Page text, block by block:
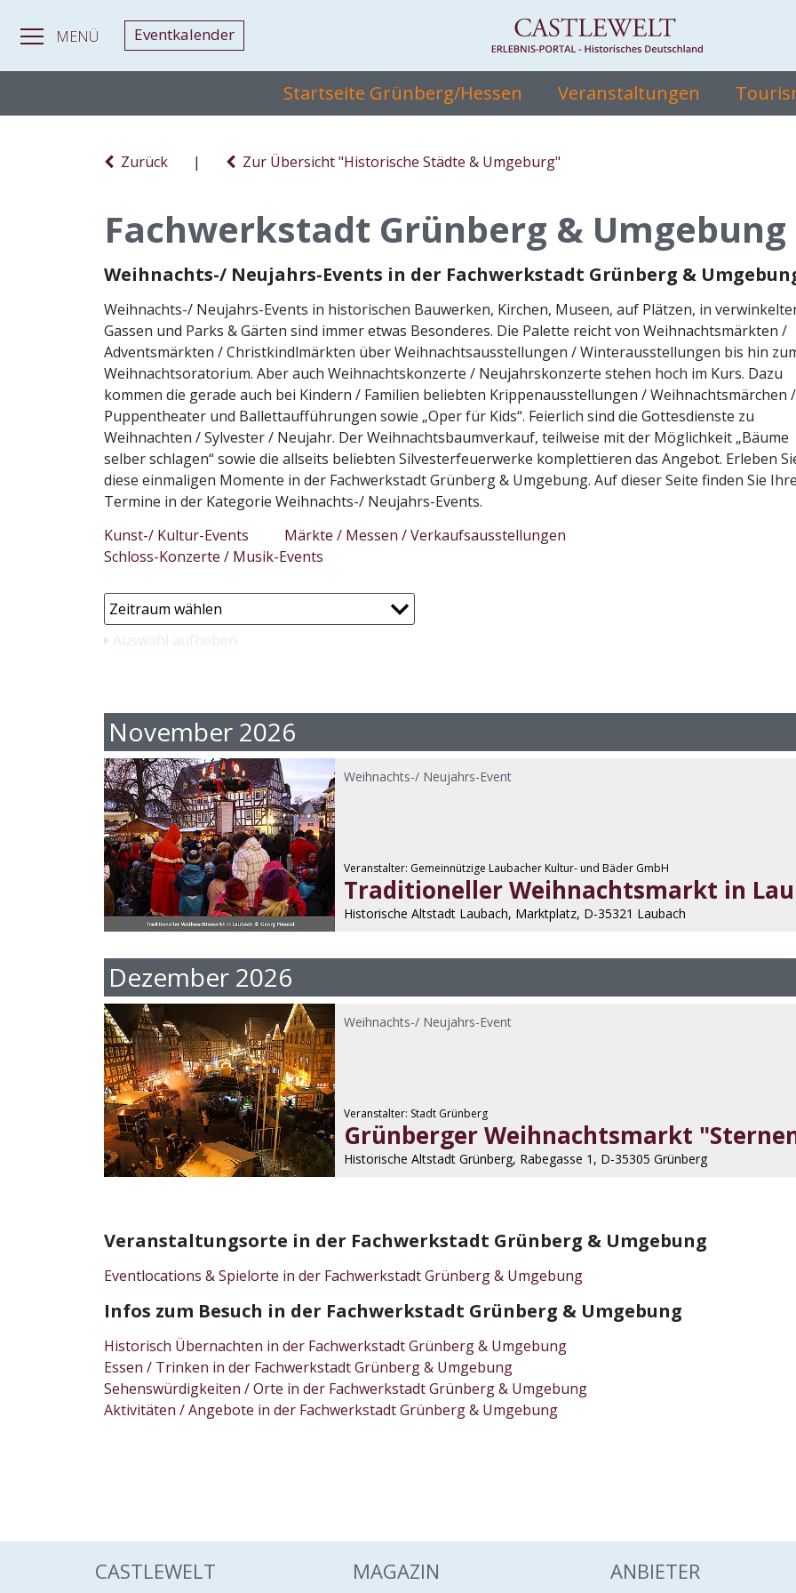
MENÜ Eventkalender
Startseite Grünberg/Hessen Veranstaltungen
Zurück | Zur Übersicht "Historische Städte & Umgeburg"
Fachwerkstadt Grünberg & Umgebung
Weihnachts-/ Neujahrs-Events in der Fachwerkstadt Grünberg &
Weihnachts-/ Neujahrs-Events in historischen Bauwerken, Kirchen, Museen, auf Plätzen, in
Gassen und Parks & Gärten sind immer etwas Besonderes. Die Palette reicht von Weihnachtsmärkten /
Adventsmärkten / Christkindlmärkten über Weihnachtsausstellungen / Winterausstellungen bis hin
Weihnachtsoratorium. Aber auch Weihnachtskonzerte / Neujahrskonzerte stehen hoch im Kurs. Dazu
kommen die gerade auch bei Kindern / Familien beliebten Krippenausstellungen / Weihnachtsmärchen /
Puppentheater und Ballettaufführungen sowie „Oper für Kids“. Feierlich sind die Gottesdienste zu
Weihnachten / Sylvester / Neujahr. Der Weihnachtsbaumverkauf, teilweise mit der Möglichkeit „Bäume
selber schlagen“ sowie die allseits beliebten Silvesterfeuerwerke komplettieren das Angebot. Erleben
diese einmaligen Momente in der Fachwerkstadt Grünberg & Umgebung. Auf dieser Seite finden Sie Ihre
Termine in der Kategorie Weihnachts-/ Neujahrs-Events.
Kunst-/ Kultur-Events
Märkte / Messen / Verkaufsausstellungen
Schloss-Konzerte / Musik-Events
Auswahl aufheben
November 2026
Weihnachts-/ Neujahrs-Event
Veranstalter: Gemeinnützige Laubacher Kultur- und Bäder GmbH
Traditioneller Weihnachtsmarkt in
Historische Altstadt Laubach, Marktplatz, D-35321 Laubach
Dezember 2026
Weihnachts-/ Neujahrs-Event
Veranstalter: Stadt Grünberg
Grünberger Weihnachtsmarkt
Historische Altstadt Grünberg, Rabegasse 1, D-35305 Grünberg
Veranstaltungsorte in der Fachwerkstadt Grünberg & Umgebung
Eventlocations & Spielorte in der Fachwerkstadt Grünberg & Umgebung
Infos zum Besuch in der Fachwerkstadt Grünberg & Umgebung
Historisch Übernachten in der Fachwerkstadt Grünberg & Umgebung
Essen / Trinken in der Fachwerkstadt Grünberg & Umgebung
Sehenswürdigkeiten / Orte in der Fachwerkstadt Grünberg & Umgebung
Aktivitäten / Angebote in der Fachwerkstadt Grünberg & Umgebung
CASTLEWELT MAGAZIN ANBIETER